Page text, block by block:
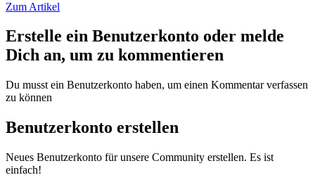
Zum Artikel
Erstelle ein Benutzerkonto oder melde
Dich an, um zu kommentieren
Du musst ein Benutzerkonto haben, um einen Kommentar verfassen
zu können
Benutzerkonto erstellen
Neues Benutzerkonto für unsere Community erstellen. Es ist
einfach!